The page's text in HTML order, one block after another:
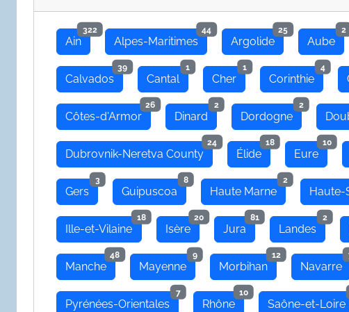
Ain
322
Alpes-Maritimes
44
Argolide
25
Aube
2
Calvados
39
Cantal
1
Cher
1
Corinthie
4
Côtes-d'Armor
26
Dinard
2
Dordogne
2
Dubrovnik-Neretva County
24
Élide
18
Eure
10
Gers
3
Guipuscoa
8
Haute Marne
2
Haute-
Ille-et-Vilaine
18
Isère
20
Jura
81
Landes
2
Manche
48
Mayenne
9
Morbihan
12
Navarre
Pyrénées-Orientales
7
Rhône
10
Saône-et-Loire